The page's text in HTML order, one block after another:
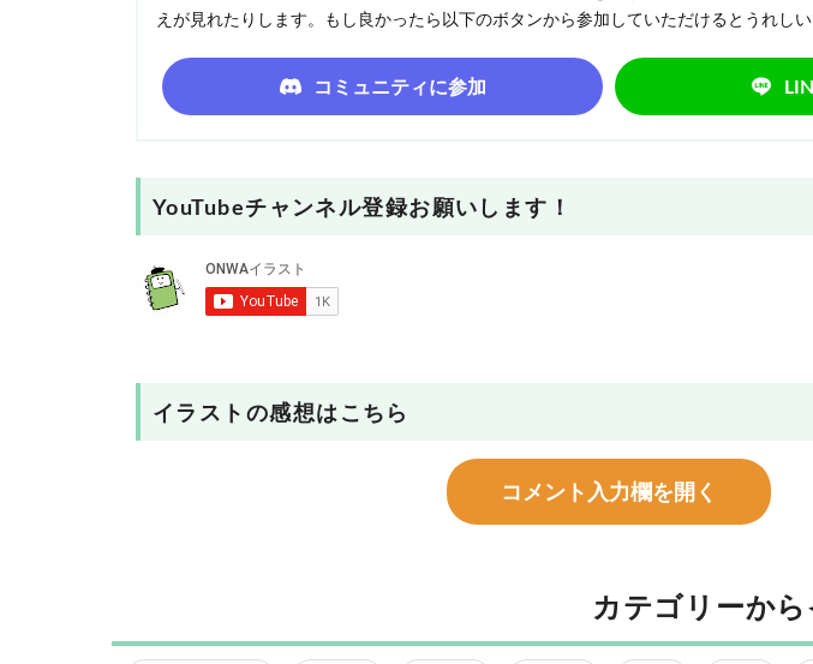
えが見れたりします。もし良かったら以下のボタンから参加していただけるとうれしい
コミュニティに参加
YouTubeチャンネル登録お願いします！
イラストの感想はこちら
コメント入力欄を開く
カテゴリーか